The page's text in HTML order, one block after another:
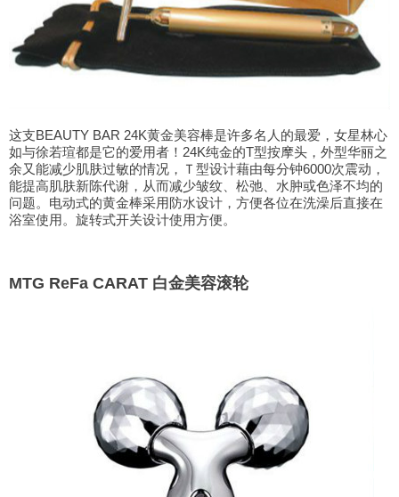
这支BEAUTY BAR 24K黄金美容棒是许多名人的最爱，女星林心
如与徐若瑄都是它的爱用者！24K纯金的T型按摩头，外型华丽之
余又能减少肌肤过敏的情况，Ｔ型设计藉由每分钟6000次震动，
能提高肌肤新陈代谢，从而减少皱纹、松弛、水肿或色泽不均的
问题。电动式的黄金棒采用防水设计，方便各位在洗澡后直接在
浴室使用。旋转式开关设计使用方便。
MTG ReFa CARAT 白金美容滚轮